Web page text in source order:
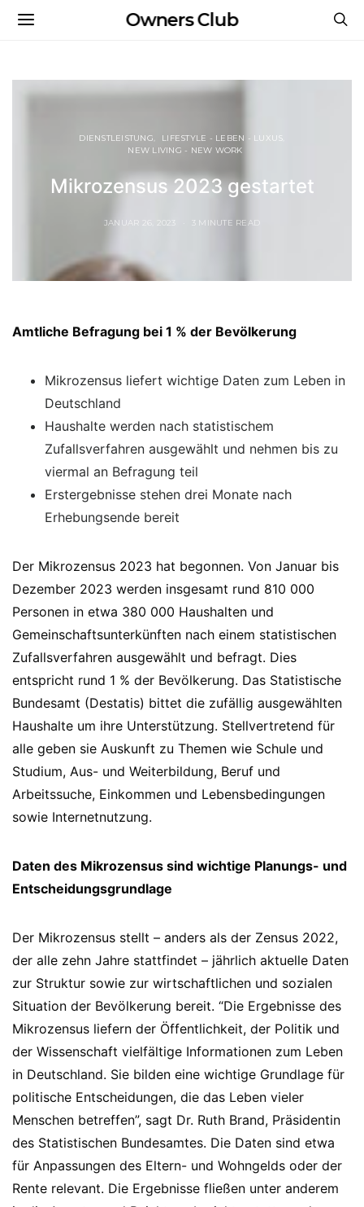
Owners Club
DIENSTLEISTUNG
LIFESTYLE - LEBEN - LUXUS
NEW LIVING - NEW WORK
Mikrozensus 2023 gestartet
JANUAR 26, 2023 3 MINUTE READ
Amtliche Befragung bei 1 % der Bevölkerung
Mikrozensus liefert wichtige Daten zum Leben in
Deutschland
Haushalte werden nach statistischem
Zufallsverfahren ausgewählt und nehmen bis zu
viermal an Befragung teil
Erstergebnisse stehen drei Monate nach
Erhebungsende bereit
Der Mikrozensus 2023 hat begonnen. Von Januar bis
Dezember 2023 werden insgesamt rund 810 000
Personen in etwa 380 000 Haushalten und
Gemeinschaftsunterkünften nach einem statistischen
Zufallsverfahren ausgewählt und befragt. Dies
entspricht rund 1 % der Bevölkerung. Das Statistische
Bundesamt (Destatis) bittet die zufällig ausgewählten
Haushalte um ihre Unterstützung. Stellvertretend für
alle geben sie Auskunft zu Themen wie Schule und
Studium, Aus- und Weiterbildung, Beruf und
Arbeitssuche, Einkommen und Lebensbedingungen
sowie Internetnutzung.
Daten des Mikrozensus sind wichtige Planungs- und
Entscheidungsgrundlage
Der Mikrozensus stellt – anders als der Zensus 2022,
der alle zehn Jahre stattfindet – jährlich aktuelle Daten
zur Struktur sowie zur wirtschaftlichen und sozialen
Situation der Bevölkerung bereit. “Die Ergebnisse des
Mikrozensus liefern der Öffentlichkeit, der Politik und
der Wissenschaft vielfältige Informationen zum Leben
in Deutschland. Sie bilden eine wichtige Grundlage für
politische Entscheidungen, die das Leben vieler
Menschen betreffen”, sagt Dr. Ruth Brand, Präsidentin
des Statistischen Bundesamtes. Die Daten sind etwa
für Anpassungen des Eltern- und Wohngelds oder der
Rente relevant. Die Ergebnisse fließen unter anderem